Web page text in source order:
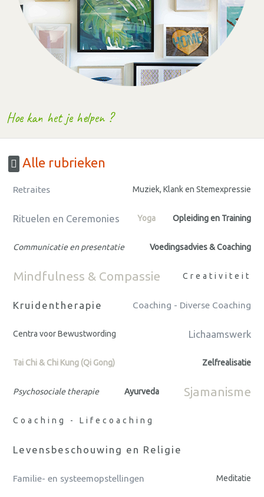
Hoe kan het je helpen ?
Alle rubrieken
Retraites Muziek, Klank en Stemexpressie
Rituelen en Ceremonies Yoga Opleiding en Training
Communicatie en presentatie Voedingsadvies & Coaching
Mindfulness & Compassie Creativiteit
Kruidentherapie Coaching - Diverse Coaching
Centra voor Bewustwording Lichaamswerk
Tai Chi & Chi Kung (Qi Gong) Zelfrealisatie
Psychosociale therapie Ayurveda Sjamanisme
Coaching - Lifecoaching
Levensbeschouwing en Religie
Familie- en systeemopstellingen Meditatie